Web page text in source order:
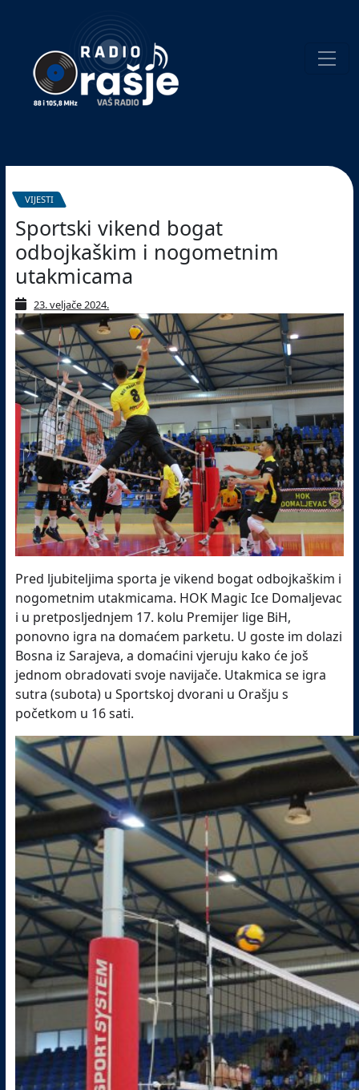
website!
VIJESTI
Sportski vikend bogat
odbojkaškim i nogometnim
utakmicama
23. veljače 2024.
Pred ljubiteljima sporta je vikend bogat odbojkaškim i
nogometnim utakmicama. HOK Magic Ice Domaljevac
i u pretposljednjem 17. kolu Premijer lige BiH,
ponovno igra na domaćem parketu. U goste im dolazi
Bosna iz Sarajeva, a domaćini vjeruju kako će još
jednom obradovati svoje navijače. Utakmica se igra
sutra (subota) u Sportskoj dvorani u Orašju s
početkom u 16 sati.